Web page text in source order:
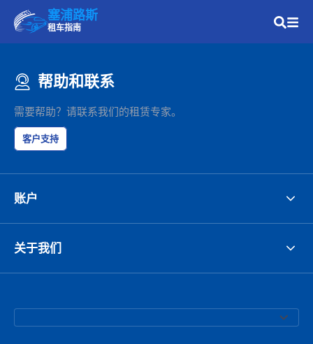
塞浦路斯
租车指南
帮助和联系
需要帮助？请联系我们的租赁专家。
客户支持
账户
关于我们